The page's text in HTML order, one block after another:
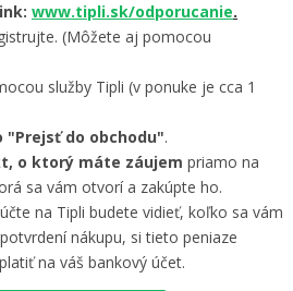
www.tipli.sk/odporucanie.
(Môžete aj pomocou
služby Tipli (v ponuke je cca 1
do obchodu".
o ktorý máte záujem priamo na
sa vám otvorí a zakúpte ho.
na Tipli budete vidieť, koľko sa vám
nákupu, si tieto peniaze
na váš bankový účet.